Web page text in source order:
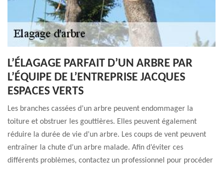
L’ÉLAGAGE PARFAIT D’UN ARBRE PAR
L’ÉQUIPE DE L’ENTREPRISE JACQUES
ESPACES VERTS
Les branches cassées d’un arbre peuvent endommager la
toiture et obstruer les gouttières. Elles peuvent également
réduire la durée de vie d’un arbre. Les coups de vent peuvent
entraîner la chute d’un arbre malade. Afin d’éviter ces
différents problèmes, contactez un professionnel pour procéder